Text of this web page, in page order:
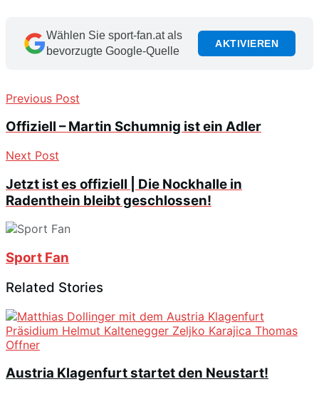
Wählen Sie sport-fan.at als
bevorzugte Google-Quelle
AKTIVIEREN
Previous Post
Offiziell – Martin Schumnig ist ein Adler
Next Post
Jetzt ist es offiziell | Die Nockhalle in
Radenthein bleibt geschlossen!
Sport Fan
Related Stories
Austria Klagenfurt startet den Neustart!